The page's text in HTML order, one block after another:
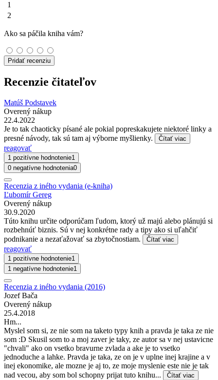
1
2
Ako sa páčila kniha vám?
Pridať recenziu
Recenzie čitateľov
Matúš Podstavek
Overený nákup
22.4.2022
Je to tak chaoticky písané ale pokial popreskakujete niektoré linky a
presné návody, tak sú tam aj výborne myšlienky.
Čítať viac
reagovať
1 pozitívne hodnotenie1
0 negatívne hodnotenia0
Recenzia z iného vydania (e-kniha)
Ľubomír Gereg
Overený nákup
30.9.2020
Túto knihu určite odporúčam ľudom, ktorý už majú alebo plánujú si
rozbehnúť biznis. Sú v nej konkrétne rady a tipy ako si uľahčiť
podnikanie a nezaťažovať sa zbytočnostiam.
Čítať viac
reagovať
1 pozitívne hodnotenie1
1 negatívne hodnotenie1
Recenzia z iného vydania (2016)
Jozef Bača
Overený nákup
25.4.2018
Hm...
Myslel som si, ze nie som na taketo typy knih a pravda je taka ze nie
som :D Skusil som to a moj zaver je taky, ze autor sa v nej ustavicne
"chvali" ako on vsetko bravurne zvlada a ake je to vsetko
jednoduche a lahke. Pravda je taka, ze on je v uplne inej krajine a v
inej ekonomike, ale mozne je aj to, ze moje myslenie este nie je tak
nad vecou, aby som bol schopny prijat tuto knihu...
Čítať viac